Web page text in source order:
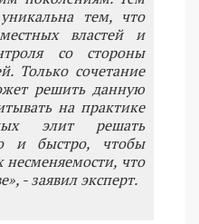
тем, что
властей и
со стороны
Только сочетание
решить данную
на практике
элит решать
и быстро, чтобы
несменяемости, что
- заявил эксперт.